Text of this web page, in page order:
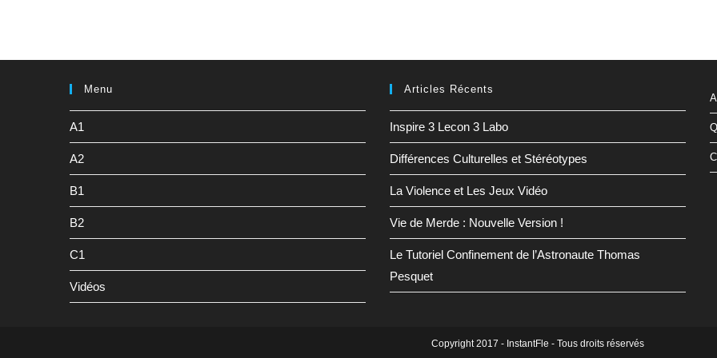
Menu
A1
A2
B1
B2
C1
Vidéos
Articles Récents
Inspire 3 Lecon 3 Labo
Différences Culturelles et Stéréotypes
La Violence et Les Jeux Vidéo
Vie de Merde : Nouvelle Version !
Le Tutoriel Confinement de l’Astronaute Thomas
Pesquet
Copyright 2017 - InstantFle - Tous droits réservés